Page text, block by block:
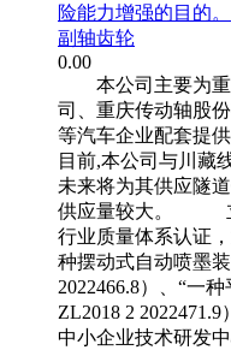
险能力增强的目的。
副轴齿轮
0.00
本公司主要为重
司、重庆传动轴股
等汽车企业配套提
目前,本公司与川藏
未来将为其供应隧
供应量较大。 立
行业质量体系认证
种摆动式自动喷墨
2022466.8）、“一
ZL2018 2
中小企业技术研发